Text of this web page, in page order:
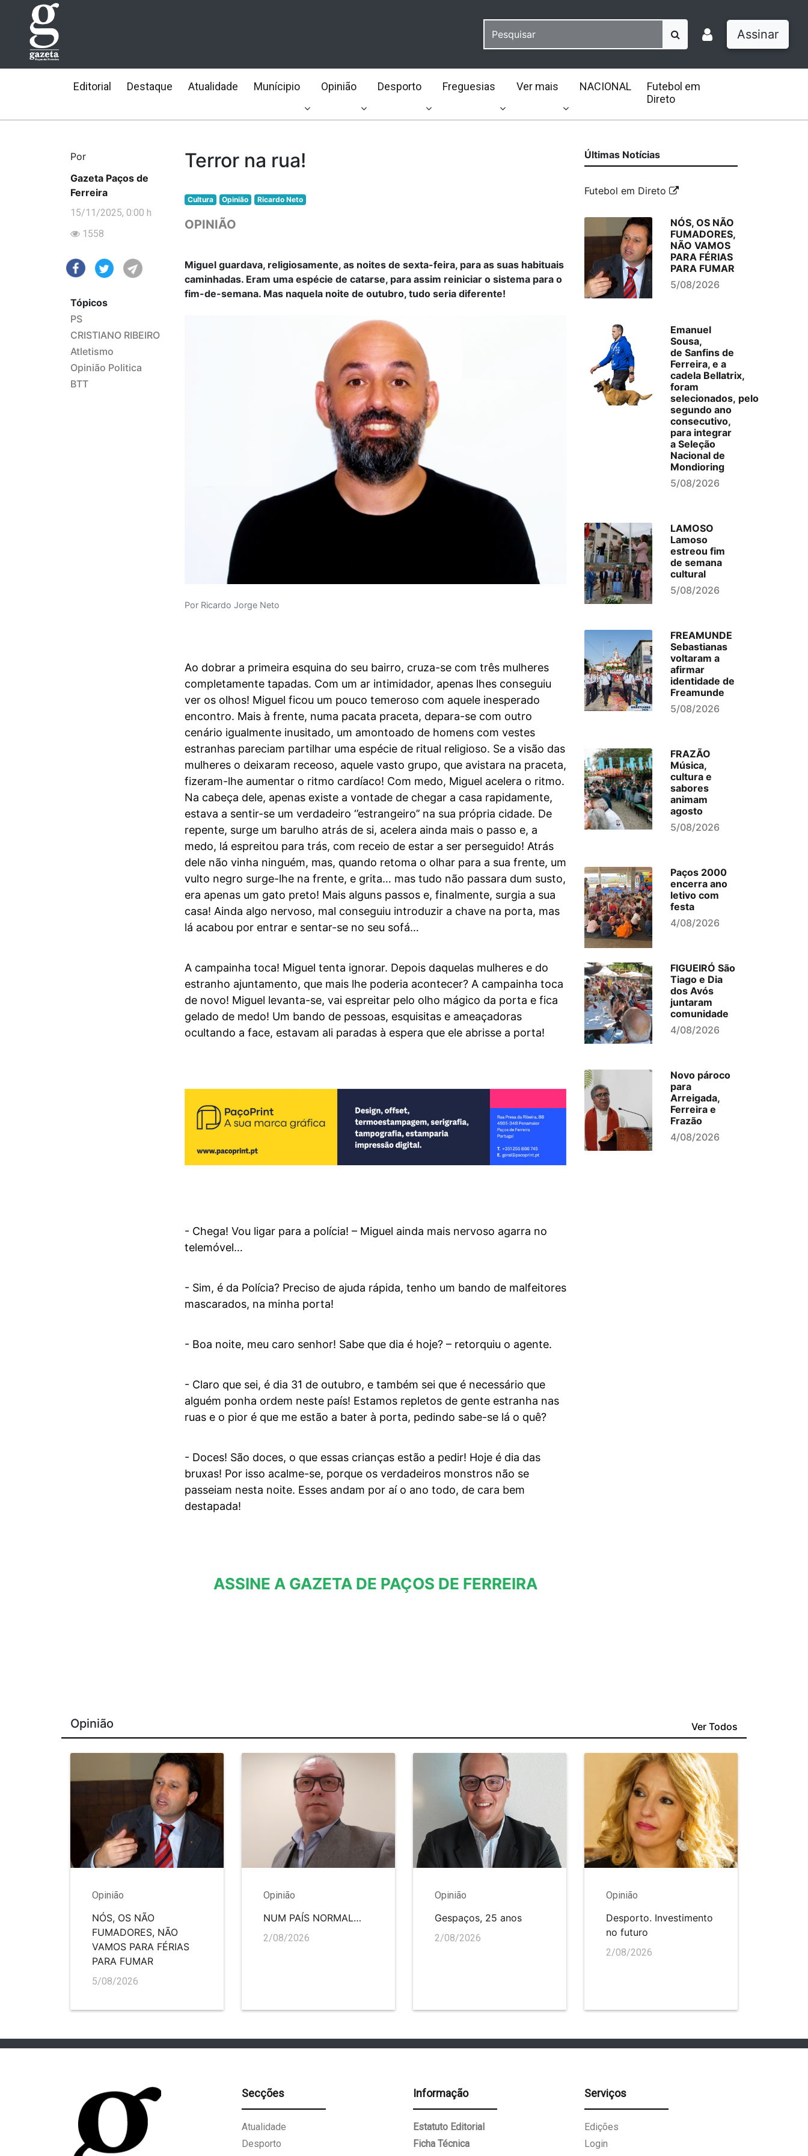
Assinar
Editorial Destaque Atualidade Munícipio Opinião Desporto Freguesias Ver mais NACIONAL
Futebol em
Direto
Por
Gazeta Paços de
Ferreira
15/11/2025, 0:00 h
1558
Tópicos
PS
CRISTIANO RIBEIRO
Atletismo
Opinião Politica
BTT
Terror na rua!
Cultura Opinião Ricardo Neto
OPINIÃO
Miguel guardava, religiosamente, as noites de sexta-feira, para as suas habituais
caminhadas. Eram uma espécie de catarse, para assim reiniciar o sistema para o
fim-de-semana. Mas naquela noite de outubro, tudo seria diferente!
Por Ricardo Jorge Neto
Ao dobrar a primeira esquina do seu bairro, cruza-se com três mulheres
completamente tapadas. Com um ar intimidador, apenas lhes conseguiu
ver os olhos! Miguel ficou um pouco temeroso com aquele inesperado
encontro. Mais à frente, numa pacata praceta, depara-se com outro
cenário igualmente inusitado, um amontoado de homens com vestes
estranhas pareciam partilhar uma espécie de ritual religioso. Se a visão das
mulheres o deixaram receoso, aquele vasto grupo, que avistara na praceta,
fizeram-lhe aumentar o ritmo cardíaco! Com medo, Miguel acelera o ritmo.
Na cabeça dele, apenas existe a vontade de chegar a casa rapidamente,
estava a sentir-se um verdadeiro ‘’estrangeiro’’ na sua própria cidade. De
repente, surge um barulho atrás de si, acelera ainda mais o passo e, a
medo, lá espreitou para trás, com receio de estar a ser perseguido! Atrás
dele não vinha ninguém, mas, quando retoma o olhar para a sua frente, um
vulto negro surge-lhe na frente, e grita… mas tudo não passara dum susto,
era apenas um gato preto! Mais alguns passos e, finalmente, surgia a sua
casa! Ainda algo nervoso, mal conseguiu introduzir a chave na porta, mas
lá acabou por entrar e sentar-se no seu sofá…
A campainha toca! Miguel tenta ignorar. Depois daquelas mulheres e do
estranho ajuntamento, que mais lhe poderia acontecer? A campainha toca
de novo! Miguel levanta-se, vai espreitar pelo olho mágico da porta e fica
gelado de medo! Um bando de pessoas, esquisitas e ameaçadoras
ocultando a face, estavam ali paradas à espera que ele abrisse a porta!
- Chega! Vou ligar para a polícia! – Miguel ainda mais nervoso agarra no
telemóvel…
- Sim, é da Polícia? Preciso de ajuda rápida, tenho um bando de malfeitores
mascarados, na minha porta!
- Boa noite, meu caro senhor! Sabe que dia é hoje? – retorquiu o agente.
- Claro que sei, é dia 31 de outubro, e também sei que é necessário que
alguém ponha ordem neste país! Estamos repletos de gente estranha nas
ruas e o pior é que me estão a bater à porta, pedindo sabe-se lá o quê?
- Doces! São doces, o que essas crianças estão a pedir! Hoje é dia das
bruxas! Por isso acalme-se, porque os verdadeiros monstros não se
passeiam nesta noite. Esses andam por aí o ano todo, de cara bem
destapada!
ASSINE A GAZETA DE PAÇOS DE FERREIRA
Últimas Notícias
Futebol em Direto
NÓS, OS NÃO
FUMADORES,
NÃO VAMOS
PARA FÉRIAS
PARA FUMAR
5/08/2026
Emanuel
Sousa,
de Sanfins de
Ferreira, e a
cadela Bellatrix,
foram
selecionados, pelo
segundo ano
consecutivo,
para integrar
a Seleção
Nacional de
Mondioring
5/08/2026
LAMOSO
Lamoso
estreou fim
de semana
cultural
5/08/2026
FREAMUNDE
Sebastianas
voltaram a
afirmar
identidade de
Freamunde
5/08/2026
FRAZÃO
Música,
cultura e
sabores
animam
agosto
5/08/2026
Paços 2000
encerra ano
letivo com
festa
4/08/2026
FIGUEIRÓ São
Tiago e Dia
dos Avós
juntaram
comunidade
4/08/2026
Novo pároco
para
Arreigada,
Ferreira e
Frazão
4/08/2026
Opinião Ver Todos
Opinião
NÓS, OS NÃO
FUMADORES, NÃO
VAMOS PARA FÉRIAS
PARA FUMAR
5/08/2026
Opinião
NUM PAÍS NORMAL…
2/08/2026
Opinião
Gespaços, 25 anos
2/08/2026
Opinião
Desporto. Investimento
no futuro
2/08/2026
Secções
Atualidade
Desporto
Informação
Estatuto Editorial
Ficha Técnica
Serviços
Edições
Login